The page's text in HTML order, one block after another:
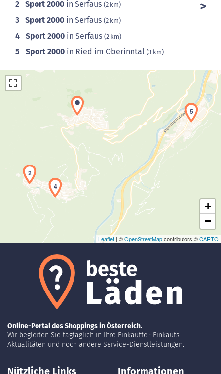
2 Sport 2000 in Serfaus (2 km)
3 Sport 2000 in Serfaus (2 km)
4 Sport 2000 in Serfaus (2 km)
5 Sport 2000 in Ried im Oberinntal (3 km)
Laden der Karte...
1
2
3
4
5
+
−
Leaflet | ©OpenStreetMapcontributors ©CARTO
Online-Portal des Shoppings in Österreich.
Wir begleiten Sie tagtäglich in Ihre Einkäuffe : Einkaufs
Aktualitäten und noch andere Service-Dienstleistungen.
Nützliche Links Informationen